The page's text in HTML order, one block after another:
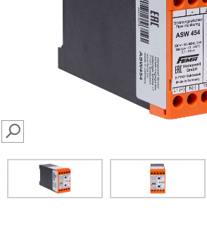
SEARCH